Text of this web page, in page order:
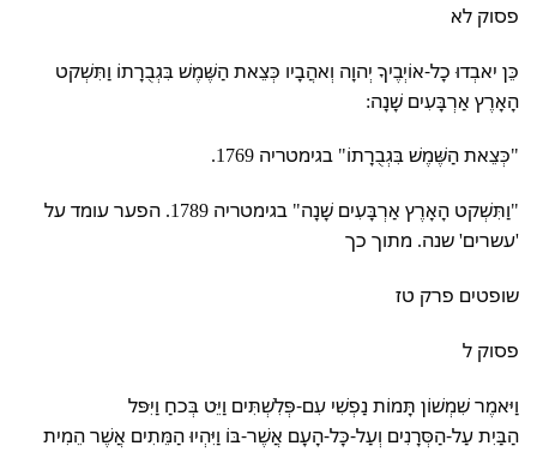
פסוק לא
כֵּן יאבְדוּ כָל-אוֹיְבֶיךָ יְהוָה וְאהֲבָיו כְּצֵאת הַשֶּׁמֶשׁ בִּגְבֻרָתוֹ וַתִּשְׁקט
הָאָרֶץ אַרְבָּעִים שָׁנָה:
"כְּצֵאת הַשֶּׁמֶשׁ בִּגְבֻרָתוֹ" בגימטריה 1769.
"וַתִּשְׁקט הָאָרֶץ אַרְבָּעִים שָׁנָה" בגימטריה 1789. הפער עומד על
'עשרים' שנה. מתוך כך
שופטים פרק טז
פסוק ל
וַיּאמֶר שִׁמְשׁוֹן תָּמוֹת נַפְשִׁי עִם-פְּלִשְׁתִּים וַיֵּט בְּכחַ וַיִּפּל
הַבַּיִת עַל-הַסְּרָנִים וְעַל-כָּל-הָעָם אֲשֶׁר-בּוֹ וַיִּהְיוּ הַמֵּתִים אֲשֶׁר הֵמִית